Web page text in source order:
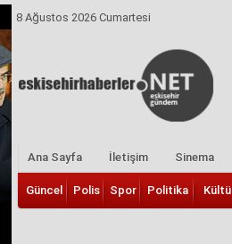
8 Ağustos 2026 Cumartesi
Ana Sayfa İletişim Sinema
Güncel Polis Spor Politika